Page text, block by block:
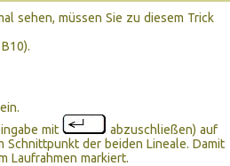
sehen, müssen Sie zu diesem Trick
ein.
mit
abzuschließen) auf
der beiden Lineale. Damit
Laufrahmen markiert.